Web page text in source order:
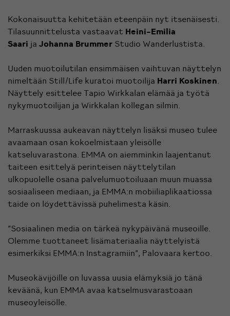
Kokonaisuutta kehitetään eteenpäin nyt itsenäisesti.
Tilasuunnittelusta vastaavat Heini-Emilia
Saari ja Johanna Brummer Studio Wanderlustista.
Uuden muotoilutilan ensimmäisen vaihtuvan näyttelyn
nimeltään Still/Life kuratoi muotoilija Harri Koskinen
Näyttely esittelee Tapio Wirkkalan elämää ja työtä
nykymuotoilijan ja Wirkkalan kollegan silmin.
Marraskuussa aukeavan näyttelyn lisäksi museo tulee
avaamaan osan kokoelmistaan yleisölle
katseluvarastona. EMMA on aiemminkin laajentanut
taiteen esittelyä perinteisen näyttelytilan
ulkopuolelle osana palvelumuotoiluaan muun muassa
sosiaaliseen mediaan, ja EMMA:n mobiiliaplikaatiossa
taide on löydettävissä puhelimesta käsin.
”Sosiaalinen media on tärkeä nykypäivänä museoille.
Olemme tuottaneet lisämateriaalia näyttelyistä
esimerkiksi EMMA:n Instagramiin”, Palovaara kertoo.
Museokävijöille on luvassa uusia elämyksiä jo tänä
keväänä, kun EMMA avaa katselmusvarastoaan
museoyleisölle.